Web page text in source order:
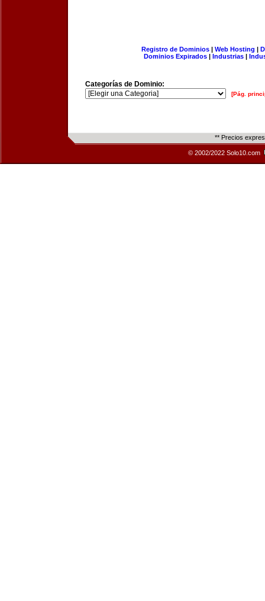
Registro de Dominios| Web Hosting |
Dominios Expirados | Industrias |
Categorías de Dominio:
[Pág.
** Precios
© 2002/2022 Solo10.com